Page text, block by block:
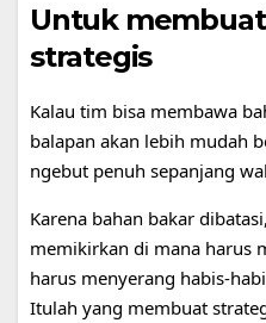
Untuk
strategis
Kalau tim bisa membawa
balapan akan lebih mudah
ngebut penuh sepanjang
Karena bahan bakar
memikirkan di mana harus
harus menyerang habis-
Itulah yang membuat